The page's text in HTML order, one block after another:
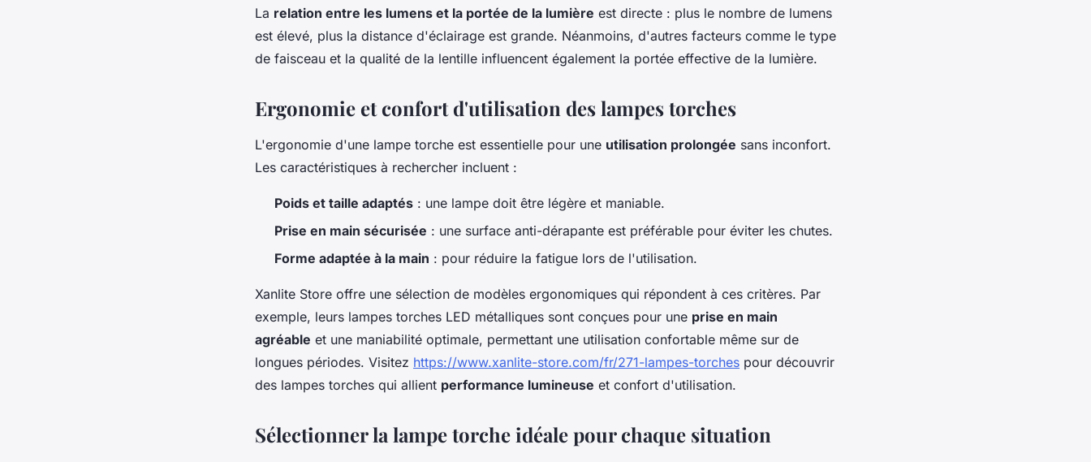
La relation entre les lumens et la portée de la lumière est directe : plus le nombre de lumens
est élevé, plus la distance d'éclairage est grande. Néanmoins, d'autres facteurs comme le type
de faisceau et la qualité de la lentille influencent également la portée effective de la lumière.
Ergonomie et confort d'utilisation des lampes torches
L'ergonomie d'une lampe torche est essentielle pour une utilisation prolongée sans inconfort.
Les caractéristiques à rechercher incluent :
Poids et taille adaptés : une lampe doit être légère et maniable.
Prise en main sécurisée : une surface anti-dérapante est préférable pour éviter les chutes.
Forme adaptée à la main : pour réduire la fatigue lors de l'utilisation.
Xanlite Store offre une sélection de modèles ergonomiques qui répondent à ces critères. Par
exemple, leurs lampes torches LED métalliques sont conçues pour une prise en main
agréable et une maniabilité optimale, permettant une utilisation confortable même sur de
longues périodes. Visitez https://www.xanlite-store.com/fr/271-lampes-torches pour découvrir
des lampes torches qui allient performance lumineuse et confort d'utilisation.
Sélectionner la lampe torche idéale pour chaque situation